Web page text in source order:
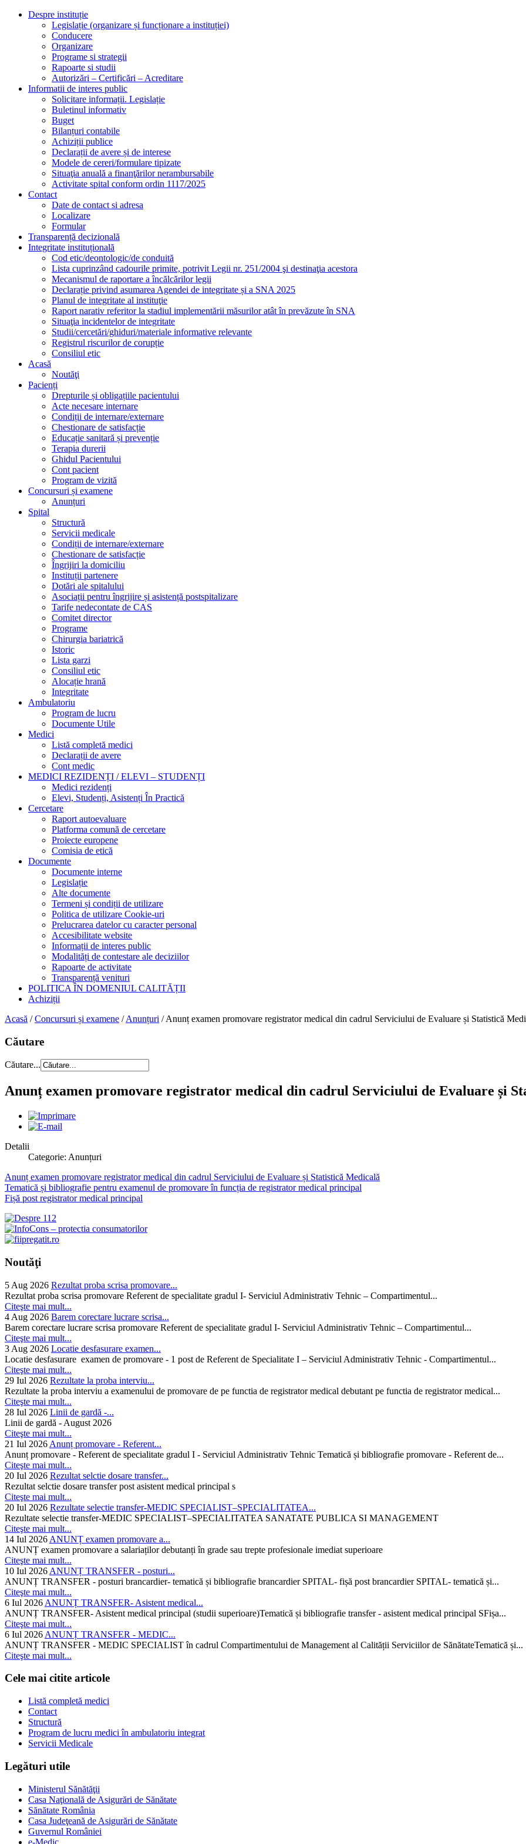
Despre instituție
Legislație (organizare și funcționare a instituției)
Conducere
Organizare
Programe si strategii
Rapoarte si studii
Autorizări – Certificări – Acreditare
Informatii de interes public
Solicitare informații. Legislație
Buletinul informativ
Buget
Bilanțuri contabile
Achiziții publice
Declarații de avere și de interese
Modele de cereri/formulare tipizate
Situaţia anuală a finanţărilor nerambursabile
Activitate spital conform ordin 1117/2025
Contact
Date de contact si adresa
Localizare
Formular
Transparență decizională
Integritate instituțională
Cod etic/deontologic/de conduită
Lista cuprinzând cadourile primite, potrivit Legii nr. 251/2004 şi destinaţia acestora
Mecanismul de raportare a încălcărilor legii
Declarație privind asumarea Agendei de integritate și a SNA 2025
Planul de integritate al instituţie
Raport narativ referitor la stadiul implementării măsurilor atât în prevăzute în SNA
Situaţia incidentelor de integritate
Studii/cercetări/ghiduri/materiale informative relevante
Registrul riscurilor de corupție
Consiliul etic
Acasă
Noutăţi
Pacienți
Drepturile și obligațiile pacientului
Acte necesare internare
Condiții de internare/externare
Chestionare de satisfacție
Educație sanitară și prevenție
Terapia durerii
Ghidul Pacientului
Cont pacient
Program de vizită
Concursuri și examene
Anunțuri
Spital
Structură
Servicii medicale
Condiții de internare/externare
Chestionare de satisfacție
Îngrijiri la domiciliu
Instituții partenere
Dotări ale spitalului
Asociații pentru îngrijire și asistență postspitalizare
Tarife nedecontate de CAS
Comitet director
Programe
Chirurgia bariatrică
Istoric
Lista garzi
Consiliul etic
Alocație hrană
Integritate
Ambulatoriu
Program de lucru
Documente Utile
Medici
Listă completă medici
Declarații de avere
Cont medic
MEDICI REZIDENȚI / ELEVI – STUDENȚI
Medici rezidenți
Elevi, Studenți, Asistenți În Practică
Cercetare
Raport autoevaluare
Platforma comună de cercetare
Proiecte europene
Comisia de etică
Documente
Documente interne
Legislație
Alte documente
Termeni și condiții de utilizare
Politica de utilizare Cookie-uri
Prelucrarea datelor cu caracter personal
Accesibilitate website
Informații de interes public
Modalități de contestare ale deciziilor
Rapoarte de activitate
Transparență venituri
POLITICA ÎN DOMENIUL CALITĂȚII
Achiziții
Acasă /Concursuri și examene /Anunțuri /Anunț examen promovare registrator medical din cadrul Serviciului de Evaluare și Statistică
Căutare
Căutare...
Anunț examen promovare registrator medical din cadrul Serviciului de Evaluare și
Detalii
Categorie: Anunțuri
Anunț examen promovare registrator medical din cadrul Serviciului de Evaluare și Statistică Medicală
Tematică și bibliografie pentru examenul de promovare în funcția de registrator medical principal
Fișă post registrator medical principal
Noutăţi
5 Aug 2026 Rezultat proba scrisa promovare...
Rezultat proba scrisa promovare Referent de specialitate gradul I- Serviciul Administrativ Tehnic – Compartimentul...
Citeşte mai mult...
4 Aug 2026 Barem corectare lucrare scrisa...
Barem corectare lucrare scrisa promovare Referent de specialitate gradul I- Serviciul Administrativ Tehnic – Compartimentul...
Citeşte mai mult...
3 Aug 2026 Locatie desfasurare examen...
Locatie desfasurare examen de promovare - 1 post de Referent de Specialitate I – Serviciul Administrativ Tehnic - Compartimentul...
Citeşte mai mult...
29 Iul 2026 Rezultate la proba interviu...
Rezultate la proba interviu a examenului de promovare de pe functia de registrator medical debutant pe functia de registrator medical...
Citeşte mai mult...
28 Iul 2026 Linii de gardă -...
Linii de gardă - August 2026
Citeşte mai mult...
21 Iul 2026 Anunț promovare - Referent...
Anunț promovare - Referent de specialitate gradul I - Serviciul Administrativ Tehnic Tematică și bibliografie promovare - Referent de...
Citeşte mai mult...
20 Iul 2026 Rezultat selctie dosare transfer...
Rezultat selctie dosare transfer post asistent medical principal s
Citeşte mai mult...
20 Iul 2026 Rezultate selectie transfer-MEDIC SPECIALIST–SPECIALITATEA...
Rezultate selectie transfer-MEDIC SPECIALIST–SPECIALITATEA SANATATE PUBLICA SI MANAGEMENT
Citeşte mai mult...
14 Iul 2026 ANUNȚ examen promovare a...
ANUNȚ examen promovare a salariaților debutanți în grade sau trepte profesionale imediat superioare
Citeşte mai mult...
10 Iul 2026 ANUNȚ TRANSFER - posturi...
ANUNȚ TRANSFER - posturi brancardier- tematică și bibliografie brancardier SPITAL- fișă post brancardier SPITAL- tematică și...
Citeşte mai mult...
6 Iul 2026 ANUNȚ TRANSFER- Asistent medical...
ANUNȚ TRANSFER- Asistent medical principal (studii superioare)Tematică și bibliografie transfer - asistent medical principal SFișa...
Citeşte mai mult...
6 Iul 2026 ANUNȚ TRANSFER - MEDIC...
ANUNȚ TRANSFER - MEDIC SPECIALIST în cadrul Compartimentului de Management al Calității Serviciilor de SănătateTematică și...
Citeşte mai mult...
Cele mai citite articole
Listă completă medici
Contact
Structură
Program de lucru medici în ambulatoriu integrat
Servicii Medicale
Legături utile
Ministerul Sănătăţii
Casa Naţională de Asigurări de Sănătate
Sănătate România
Casa Judeţeană de Asigurări de Sănătate
Guvernul României
e-Medic